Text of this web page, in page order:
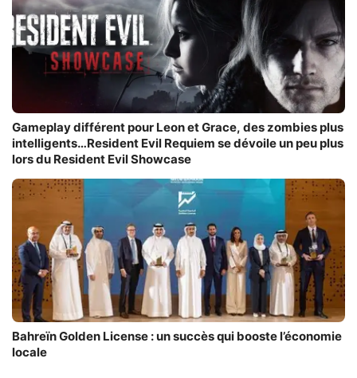
Gameplay différent pour Leon et Grace, des zombies plus
intelligents…Resident Evil Requiem se dévoile un peu plus
lors du Resident Evil Showcase
Bahreïn Golden License : un succès qui booste l’économie
locale